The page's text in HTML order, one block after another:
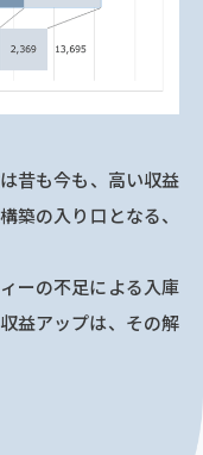
昔も今も、高い収益
築の入り口となる、
ーの不足による入庫
益アップは、その解